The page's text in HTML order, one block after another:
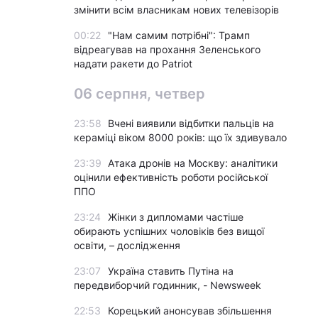
змінити всім власникам нових телевізорів
00:22
"Нам самим потрібні": Трамп
відреагував на прохання Зеленського
надати ракети до Patriot
06 серпня, четвер
23:58
Вчені виявили відбитки пальців на
кераміці віком 8000 років: що їх здивувало
23:39
Атака дронів на Москву: аналітики
оцінили ефективність роботи російської
ППО
23:24
Жінки з дипломами частіше
обирають успішних чоловіків без вищої
освіти, – дослідження
23:07
Україна ставить Путіна на
передвиборчий годинник, - Newsweek
22:53 Корецький анонсував збільшення